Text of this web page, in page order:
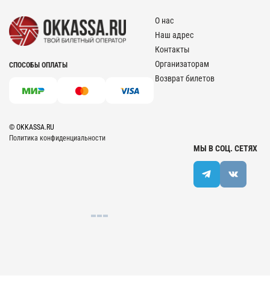
СПОСОБЫ ОПЛАТЫ
© OKKASSA.RU
Политика конфиденциальности
О нас
Наш адрес
Контакты
Организаторам
Возврат билетов
МЫ В СОЦ. СЕТЯХ